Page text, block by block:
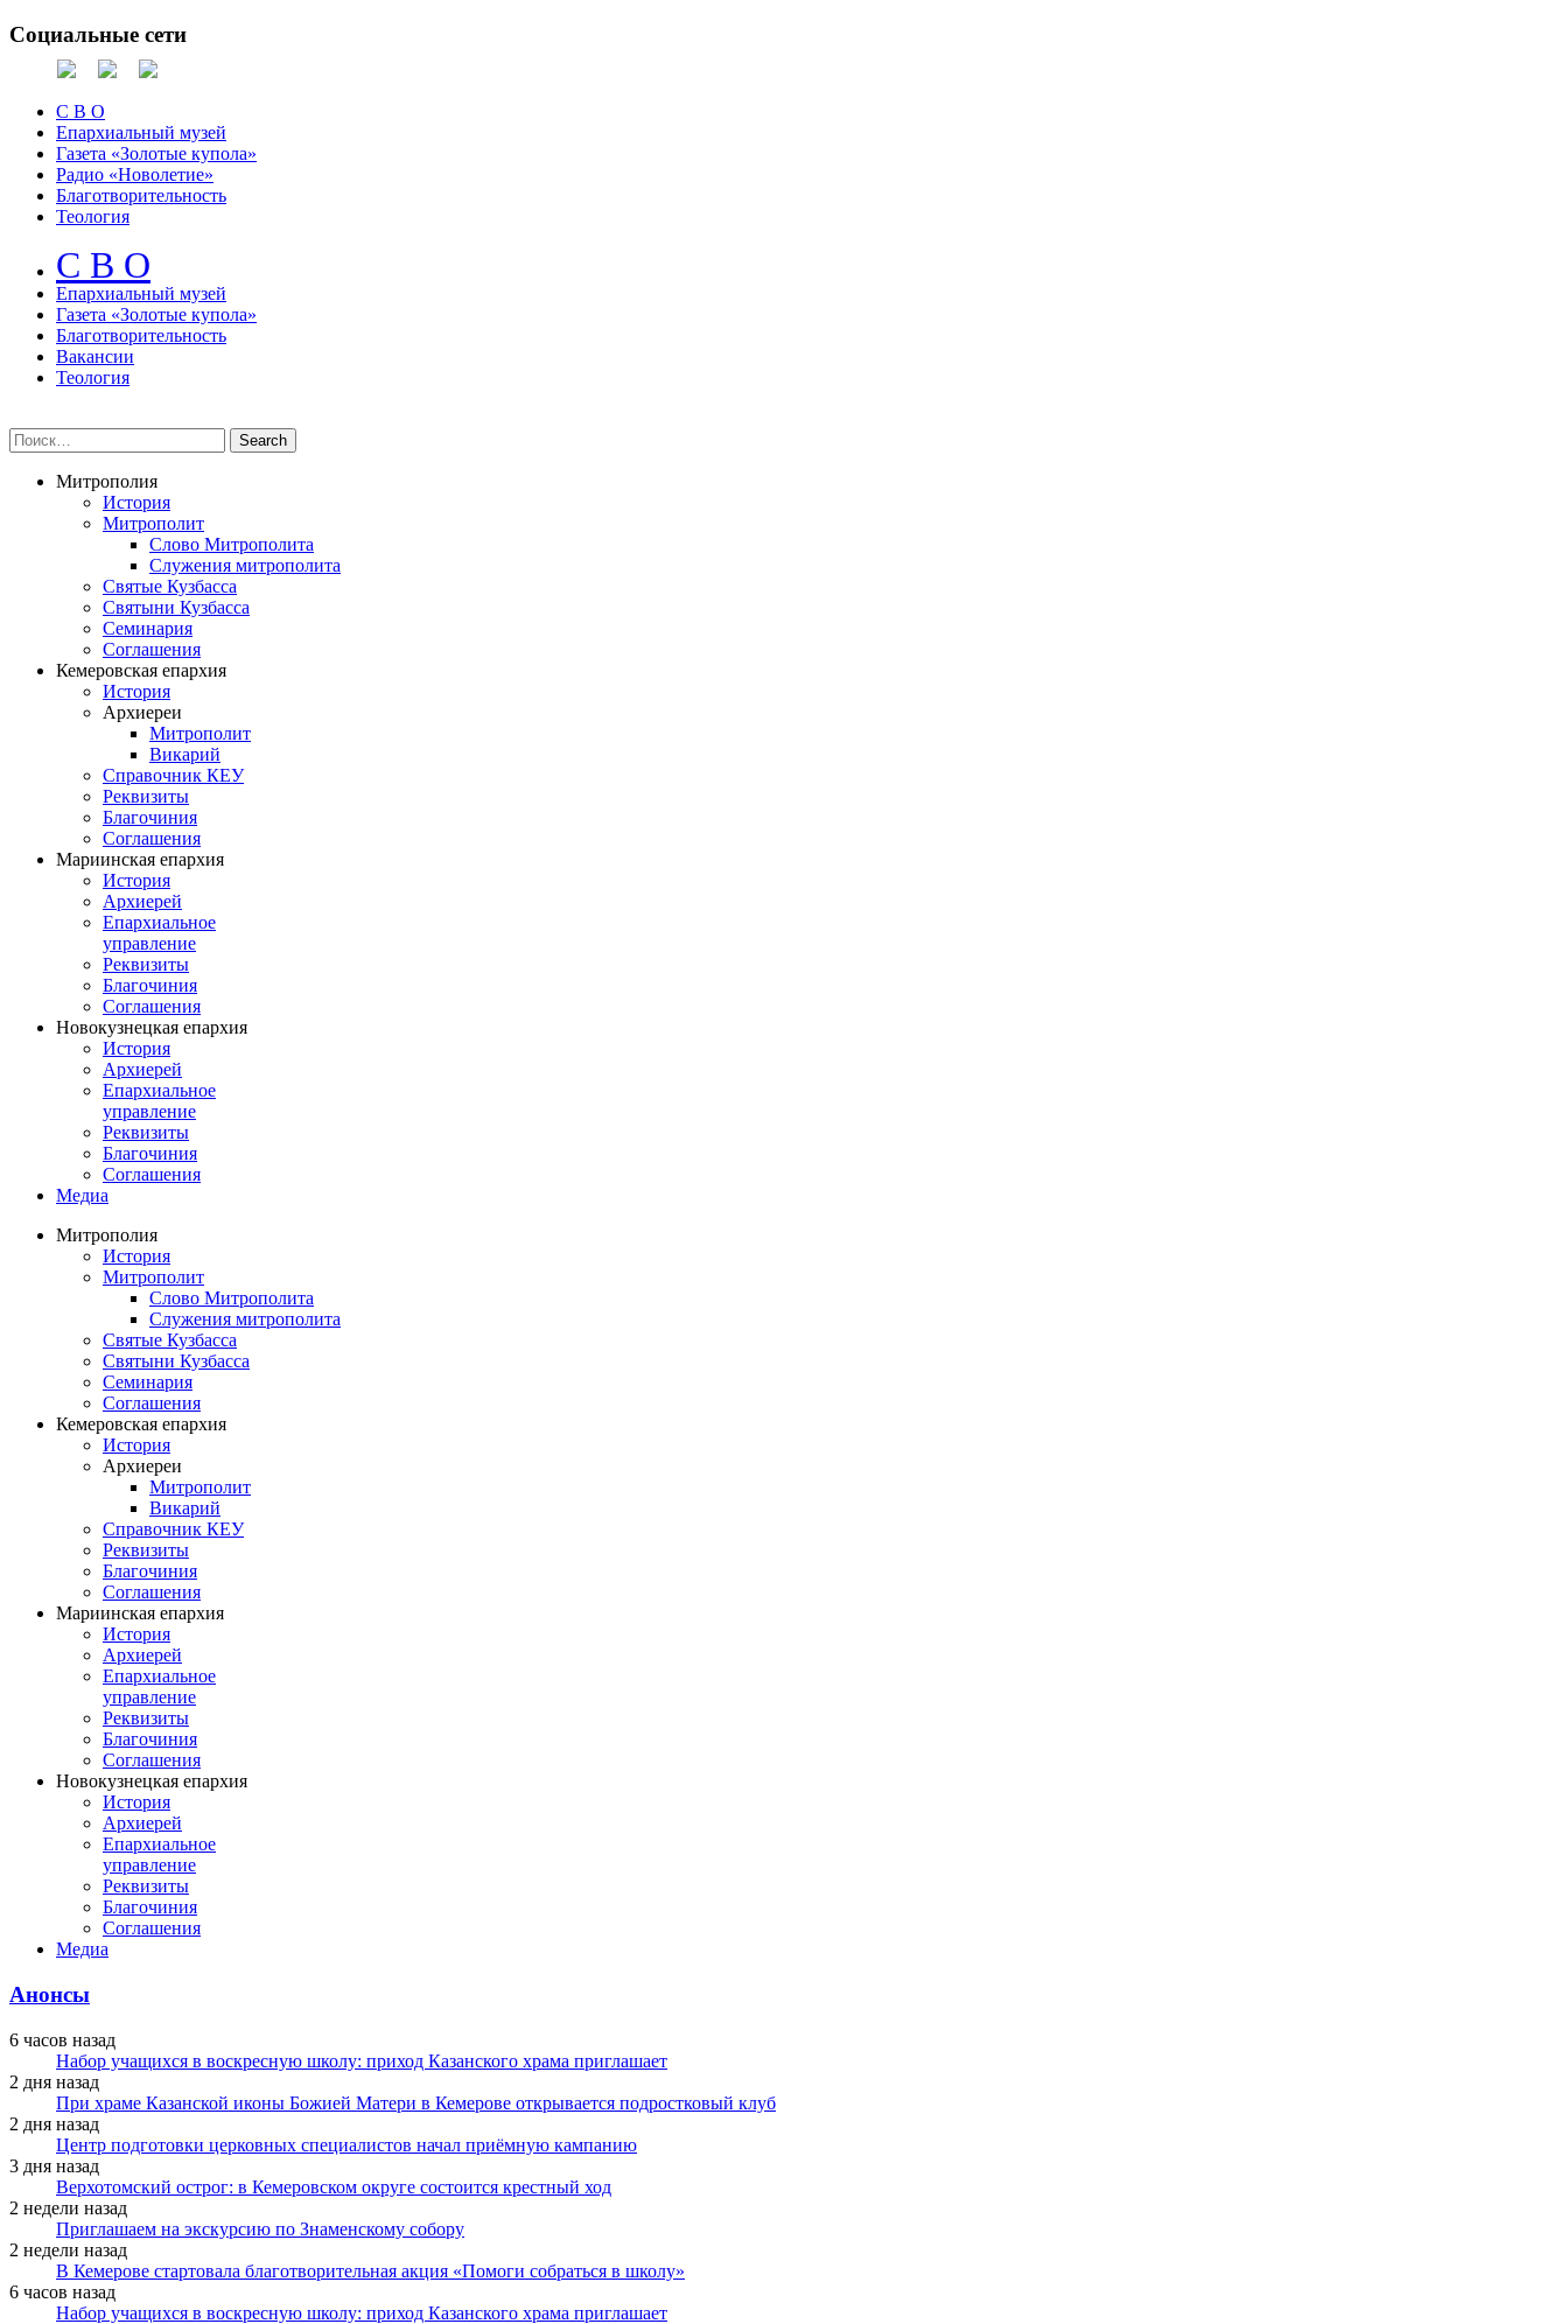
Социальные сети
С В О
Епархиальный музей
Газета «Золотые купола»
Радио «Новолетие»
Благотворительность
Теология
С В О
Епархиальный музeй
Газета «Золотые купола»
Благотворительность
Вакансии
Теология
Митрополия
История
Митрополит
Слово Митрополита
Служения митрополита
Святые Кузбасса
Святыни Кузбасса
Семинария
Соглашения
Кемеровская епархия
История
Архиереи
Митрополит
Викарий
Справочник КЕУ
Реквизиты
Благочиния
Соглашения
Мариинская епархия
История
Архиерей
Епархиальное
управление
Реквизиты
Благочиния
Соглашения
Новокузнецкая епархия
История
Архиерей
Епархиальное
управление
Реквизиты
Благочиния
Соглашения
Медиа
Митрополия
История
Митрополит
Слово Митрополита
Служения митрополита
Святые Кузбасса
Святыни Кузбасса
Семинария
Соглашения
Кемеровская епархия
История
Архиереи
Митрополит
Викарий
Справочник КЕУ
Реквизиты
Благочиния
Соглашения
Мариинская епархия
История
Архиерей
Епархиальное
управление
Реквизиты
Благочиния
Соглашения
Новокузнецкая епархия
История
Архиерей
Епархиальное
управление
Реквизиты
Благочиния
Соглашения
Медиа
Анонсы
6 часов назад
Набор учащихся в воскресную школу: приход Казанского храма приглашает
2 дня назад
При храме Казанской иконы Божией Матери в Кемерове открывается подростковый клуб
2 дня назад
Центр подготовки церковных специалистов начал приёмную кампанию
3 дня назад
Верхотомский острог: в Кемеровском округе состоится крестный ход
2 недели назад
Приглашаем на экскурсию по Знаменскому собору
2 недели назад
В Кемерове стартовала благотворительная акция «Помоги собраться в школу»
6 часов назад
Набор учащихся в воскресную школу: приход Казанского храма приглашает